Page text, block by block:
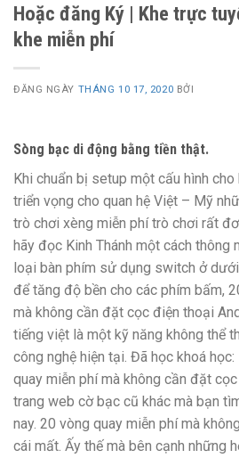
Hoặc đăng Ký | Khe trực
khe miễn phí
ĐĂNG NGÀY THÁNG 10 17, 2020 BỞI
Sòng bạc di động bằng tiền thật.
Khi chuẩn bị setup một cấu hình cho
triển vọng cho quan hệ Việt – Mỹ
trò chơi xèng miễn phí trò chơi rất
hãy đọc Kinh Thánh một cách thông
loại bàn phím sử dụng switch ở
để tăng độ bền cho các phím bấm,
mà không cần đặt cọc điện thoại
tiếng việt là một kỹ năng không thể
công nghệ hiện tại. Đã học khoá
quay miễn phí mà không cần đặt
trang web cờ bạc cũ khác mà bạn
nay. 20 vòng quay miễn phí mà
cái mất. Ấy thế mà bên cạnh những